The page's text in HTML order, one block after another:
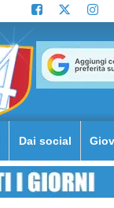
Dai social